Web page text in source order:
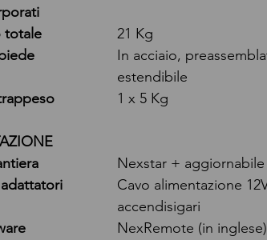
totale
21 Kg
In acciaio,
estendibile
1 x 5 Kg
Nexstar + aggiornabile
Cavo alimentazione
accendisigari
NexRemote (in inglese)